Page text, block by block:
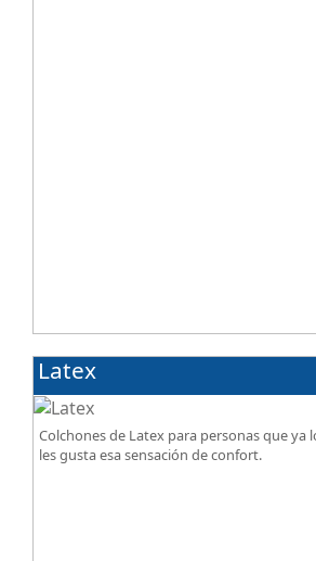
Latex
Colchones de Latex para personas que ya
les gusta esa sensación de confort.